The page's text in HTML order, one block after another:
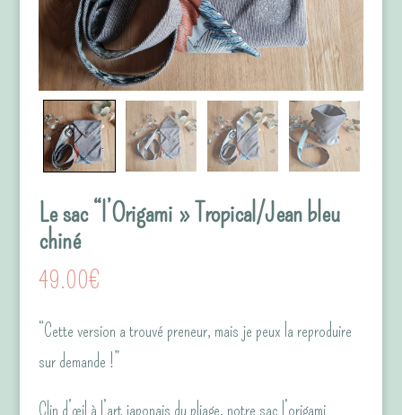
Le sac “l’Origami » Tropical/Jean bleu
chiné
49.00€
“Cette version a trouvé preneur, mais je peux la reproduire
sur demande !”
Clin d’œil à l’art japonais du pliage, notre sac l’origami